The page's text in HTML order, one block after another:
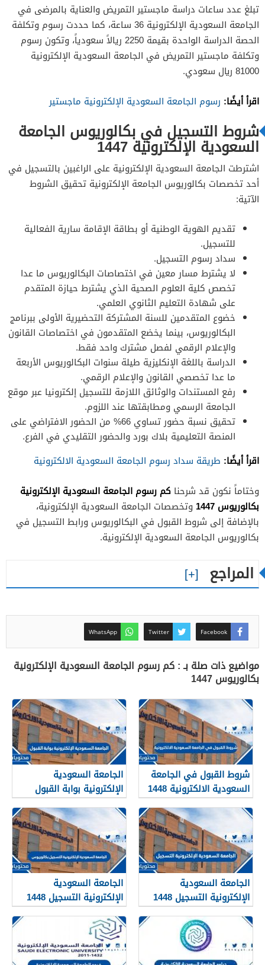
تبلغ عدد ساعات دراسة ماجستير التمريض والعناية بالمرضى في
الجامعة السعودية الإلكترونية 36 ساعة، كما حددت رسوم وتكلفة
الحصة الدراسة الواحدة بقيمة 2250 ريالاً سعودياً، وتكون رسوم
وتكلفة ماجستير التمريض في الجامعة السعودية الإلكترونية
81000 ريال سعودي.
اقرأ أيضًا: رسوم الجامعة السعودية الإلكترونية ماجستير
شروط التسجيل في بكالوريوس الجامعة
السعودية الإلكترونية 1447
اشترطت الجامعة السعودية الإلكترونية على الراغبين بالتسجيل في
أحد تخصصات بكالوريوس الجامعة الإلكترونية تحقيق الشروط
الآتية:
تقديم الهوية الوطنية أو بطاقة الإقامة سارية الفعالية
للتسجيل.
سداد رسوم التسجيل.
لا يشترط مسار معين في اختصاصات البكالوريوس ما عدا
تخصص كلية العلوم الصحية الذي يشترط حيازة المتقدم
على شهادة التعليم الثانوي العلمي.
خضوع المتقدمين للسنة المشتركة التحضيرية الأولى ببرنامج
البكالوريوس، بينما يخضع المتقدمون في اختصاصات القانون
والإعلام الرقمي لفصل مشترك واحد فقط.
الدراسة باللغة الإنكليزية طيلة سنوات البكالوريوس الأربعة
ما عدا تخصصي القانون والإعلام الرقمي.
رفع المستندات والوثائق اللازمة للتسجيل إلكترونيا عبر موقع
الجامعة الرسمي ومطابقتها عند اللزوم.
تحقيق نسبة حضور تساوي 66% من الحضور الافتراضي على
المنصة التعليمية بلاك بورد والحضور التقليدي في الفرع.
اقرأ أيضًا: طريقة سداد رسوم الجامعة السعودية الالكترونية
وختاماً نكون قد شرحنا كم رسوم الجامعة السعودية الإلكترونية
بكالوريوس 1447
وتخصصات الجامعة السعودية الإلكترونية،
بالإضافة إلى شروط القبول في البكالوريوس ورابط التسجيل في
بكالوريوس الجامعة السعودية الإلكترونية.
المراجع
Facebook
Twitter
WhatsApp
مواضيع ذات صلة بـ : كم رسوم الجامعة السعودية الإلكترونية
بكالوريوس 1447
شروط القبول في الجامعة
السعودية الالكترونية 1448
الجامعة السعودية
الإلكترونية بوابة القبول
والتسجيل 1448
الجامعة السعودية
الإلكترونية التسجيل 1448
الجامعة السعودية
الإلكترونية التسجيل 1448
بكالوريوس